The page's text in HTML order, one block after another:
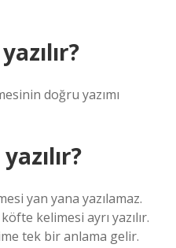
doğru yazımı
yan yana yazılamaz.
kelimesi ayrı yazılır.
tek bir anlama gelir.